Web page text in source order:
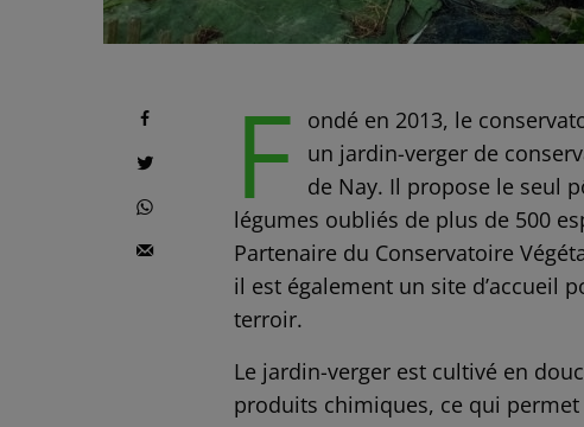
F
ondé en 2013, le
un jardin-verger de
de Nay. Il propose le seul
légumes oubliés de plus de 500
Partenaire du Conservatoire
il est également un site d’accueil
terroir.
Le jardin-verger est cultivé en
produits chimiques, ce qui